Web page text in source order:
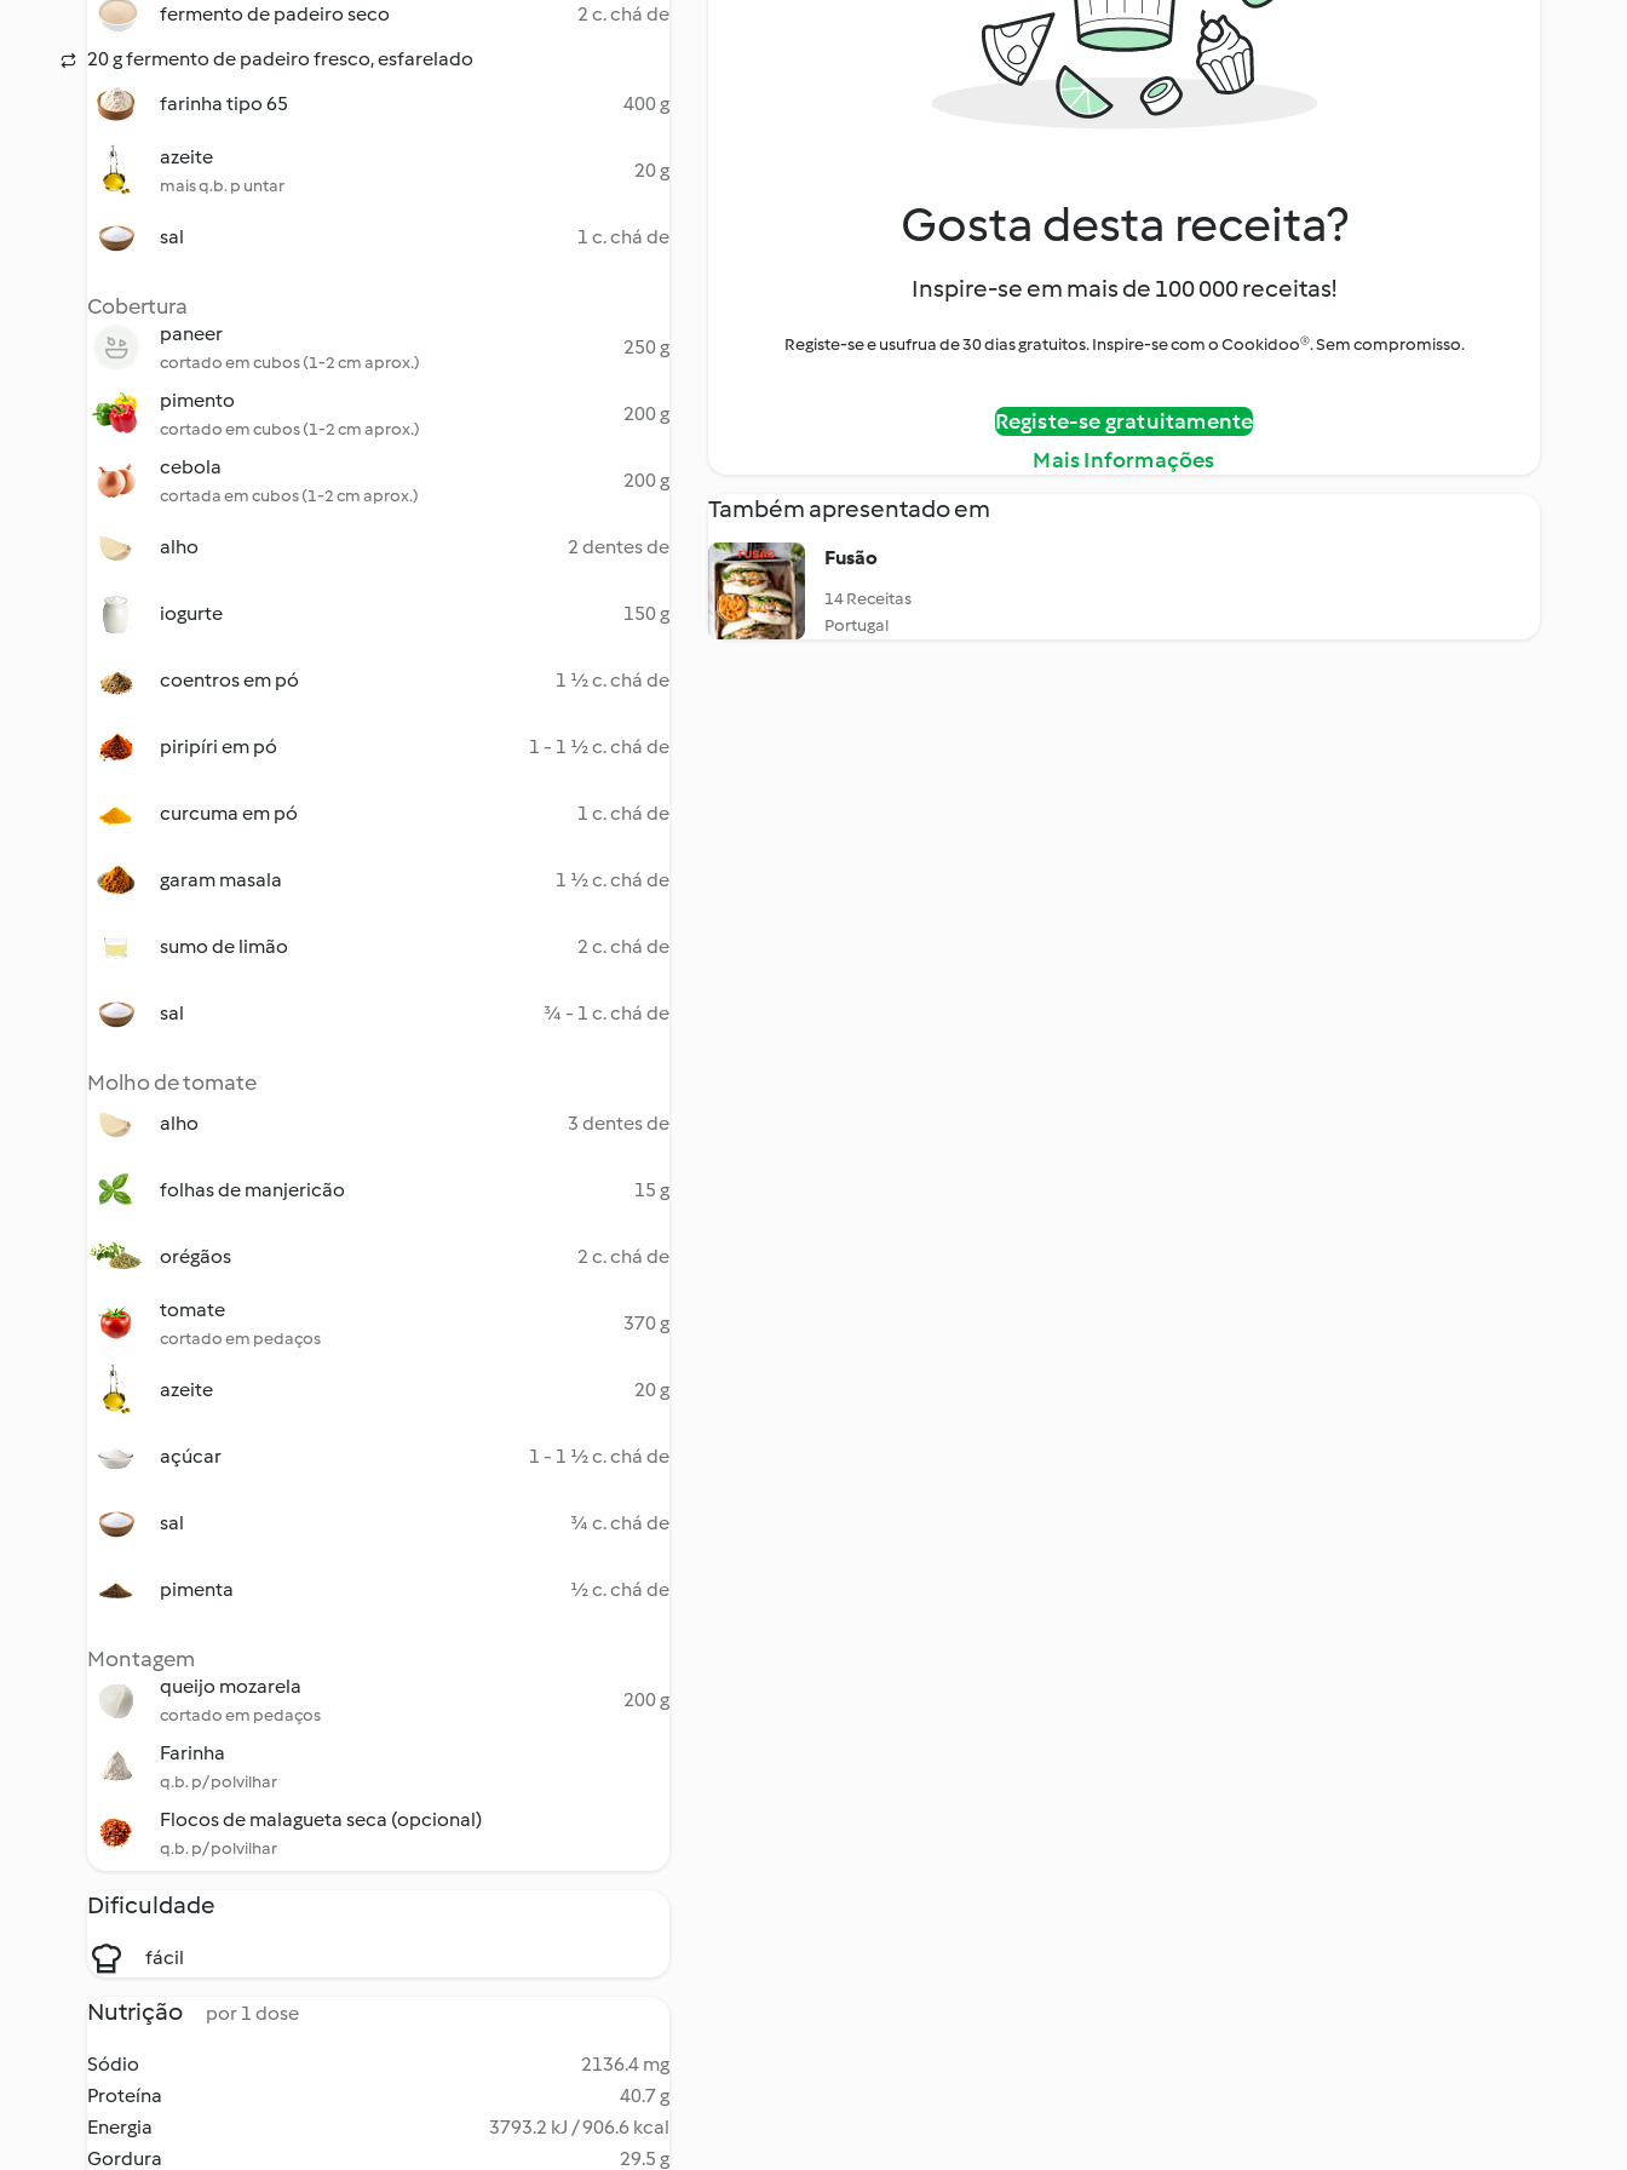
fermento de padeiro seco
2 c. chá de
20 g fermento de padeiro fresco, esfarelado
farinha tipo 65
400 g
azeite
mais q.b. p untar
20 g
sal 1 c. chá de
Cobertura
paneer
cortado em cubos (1-2 cm aprox.)
250 g
pimento
cortado em cubos (1-2 cm aprox.)
200 g
cebola
cortada em cubos (1-2 cm aprox.)
200 g
alho 2 dentes de
iogurte 150 g
coentros em pó 1 ½ c. chá de
piripíri em pó 1 - 1 ½ c. chá de
curcuma em pó 1 c. chá de
garam masala 1 ½ c. chá de
sumo de limão 2 c. chá de
sal ¾ - 1 c. chá de
Molho de tomate
alho 3 dentes de
folhas de manjericão 15 g
orégãos 2 c. chá de
tomate
cortado em pedaços
370 g
azeite 20 g
açúcar 1 - 1 ½ c. chá de
sal ¾ c. chá de
pimenta ½ c. chá de
Montagem
queijo mozarela
cortado em pedaços
200 g
Farinha
q.b. p/ polvilhar
Flocos de malagueta seca (opcional)
q.b. p/ polvilhar
Dificuldade
fácil
Nutrição por 1 dose
Sódio
2136.4 mg
Proteína
40.7 g
Energia
3793.2 kJ / 906.6 kcal
Gordura
29.5 g
Gosta desta receita?
Inspire-se em mais de 100 000 receitas!
Registe-se e usufrua de 30 dias gratuitos. Inspire-se com o Cookidoo®. Sem compromisso.
Registe-se gratuitamente
Mais Informações
Também apresentado em
Fusão
14 Receitas
Portugal